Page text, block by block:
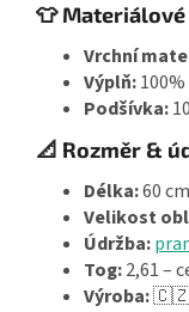
👕
Vrchní
Výplň:
Podšívka:
📐 Rozměr &
Délka:60
Velikost
Údržba:
Tog:2,61 –
Výroba:🇨🇿